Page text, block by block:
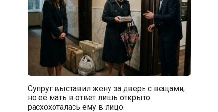
Супруг выставил жену за дверь с вещами,
но её мать в ответ лишь открыто
расхохоталась ему в лицо.